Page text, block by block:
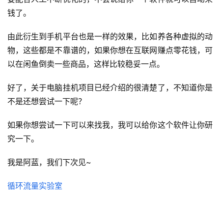
眼
案
例
避
坑
指
南
营
科
登录 注册
钱了。
由此衍生到手机平台也是一样的效果，比如养各种虚拟的动
物，这些都是不靠谱的，如果你想在互联网赚点零花钱，可
以在闲鱼倒卖一些商品，这样比较稳妥一点。
好了，关于电脑挂机项目已经介绍的很清楚了，不知道你是
不是还想尝试一下呢？
如果你想尝试一下可以来找我，我可以给你这个软件让你研
究一下。
我是阿蓝，我们下次见~
循环流量实验室